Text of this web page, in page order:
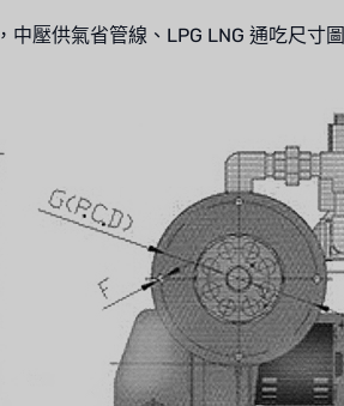
壓供氣省管線、LPG LNG 通吃尺寸圖